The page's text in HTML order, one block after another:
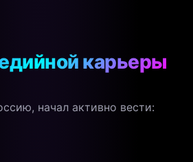
карьеры
начал активно вести: